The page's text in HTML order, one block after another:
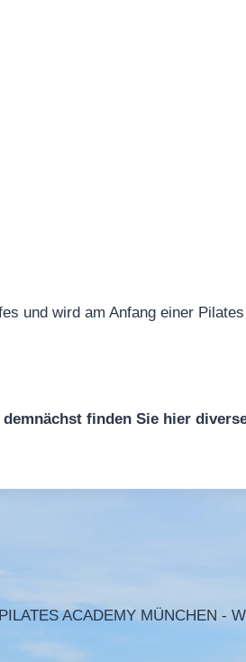
und wird am Anfang einer
finden Sie hier
ACADEMY MÜNCHEN -